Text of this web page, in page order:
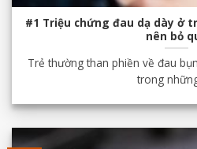
#1 Triệu chứng đau dạ dày ở
nên bỏ
Trẻ thường than phiền về đau
trong